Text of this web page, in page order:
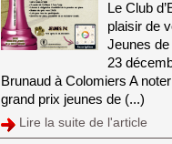
Le Club
plaisir de
Jeunes
23
Brunaud à Colomiers A
grand prix jeunes de (...)
Lire la suite de l'article